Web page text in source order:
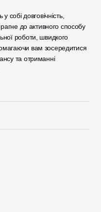
собі довговічність,
до активного способу
роботи, швидкого
вам зосередитися
та отриманні